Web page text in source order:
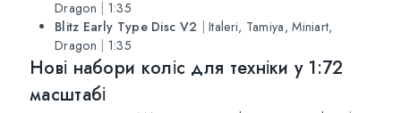
Dragon | 1:35
Blitz Early Type Disc V2 | Italeri, Tamiya, Miniart,
Dragon | 1:35
Нові набори коліс для техніки у 1:72
масштабі